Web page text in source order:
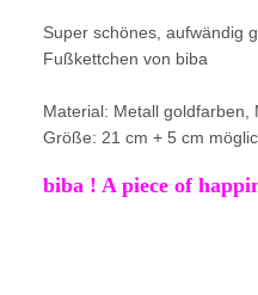
Super schönes, aufwändig
Fußkettchen von biba
Material: Metall goldfarben,
Größe: 21 cm + 5 cm
biba ! A piece of